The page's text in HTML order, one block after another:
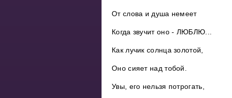
От слова и душа немеет
Когда звучит оно - ЛЮБЛЮ...
Как лучик солнца золотой,
Оно сияет над тобой.
Увы, его нельзя потрогать,